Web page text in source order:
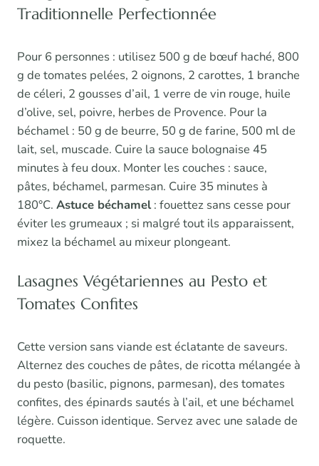
Traditionnelle Perfectionnée
Pour 6 personnes : utilisez 500 g de bœuf haché, 800
g de tomates pelées, 2 oignons, 2 carottes, 1 branche
de céleri, 2 gousses d’ail, 1 verre de vin rouge, huile
d’olive, sel, poivre, herbes de Provence. Pour la
béchamel : 50 g de beurre, 50 g de farine, 500 ml de
lait, sel, muscade. Cuire la sauce bolognaise 45
minutes à feu doux. Monter les couches : sauce,
pâtes, béchamel, parmesan. Cuire 35 minutes à
180°C. Astuce béchamel: fouettez sans cesse pour
éviter les grumeaux ; si malgré tout ils apparaissent,
mixez la béchamel au mixeur plongeant.
Lasagnes Végétariennes au Pesto et
Tomates Confites
Cette version sans viande est éclatante de saveurs.
Alternez des couches de pâtes, de ricotta mélangée à
du pesto (basilic, pignons, parmesan), des tomates
confites, des épinards sautés à l’ail, et une béchamel
légère. Cuisson identique. Servez avec une salade de
roquette.